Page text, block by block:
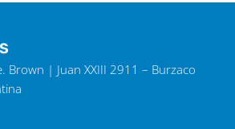
Brown | Juan XXIII 2911 – Burzaco